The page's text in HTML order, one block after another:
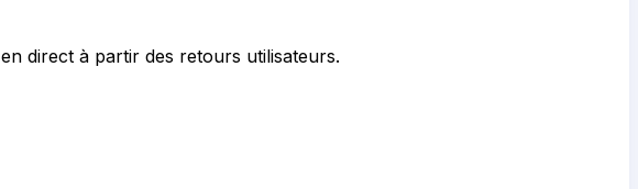
direct à partir des retours utilisateurs.